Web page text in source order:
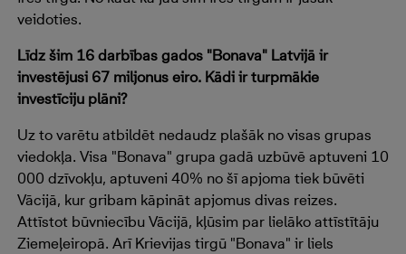
veidoties.
Līdz šim 16 darbības gados "Bonava" Latvijā ir
investējusi 67 miljonus eiro. Kādi ir turpmākie
investīciju plāni?
Uz to varētu atbildēt nedaudz plašāk no visas grupas
viedokļa. Visa "Bonava" grupa gadā uzbūvē aptuveni 10
000 dzīvokļu, aptuveni 40% no šī apjoma tiek būvēti
Vācijā, kur gribam kāpināt apjomus divas reizes.
Attīstot būvniecību Vācijā, kļūsim par lielāko attīstītāju
Ziemeļeiropā. Arī Krievijas tirgū "Bonava" ir liels